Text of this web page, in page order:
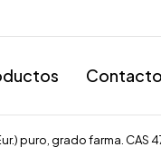
Contacto
puro, grado farma. CAS